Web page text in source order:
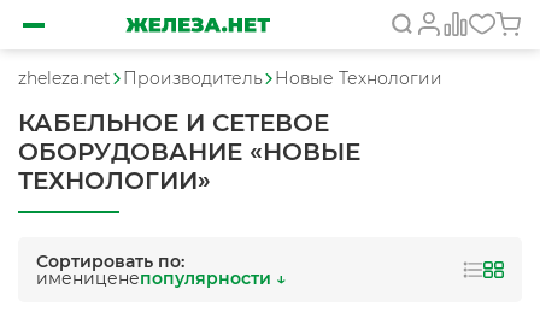
zheleza.net Производитель Новые Технологии
КАБЕЛЬНОЕ И СЕТЕВОЕ
ОБОРУДОВАНИЕ «НОВЫЕ
ТЕХНОЛОГИИ»
Сортировать по:
имениценепопулярности ↓